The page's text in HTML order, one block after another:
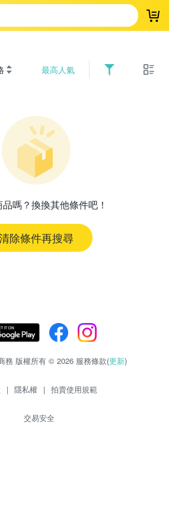
登
最高人氣
嗎？換換其他條件吧！
除條件再搜尋
務 版權所有 © 2026 服務條款(更新)
| 隱私權 | 拍賣使用規範
交易安全